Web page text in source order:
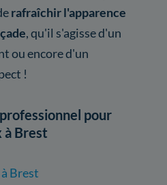
rafraîchir l'apparence
, qu'il s'agisse d'un
ou encore d'un
!
pour
à Brest
Brest